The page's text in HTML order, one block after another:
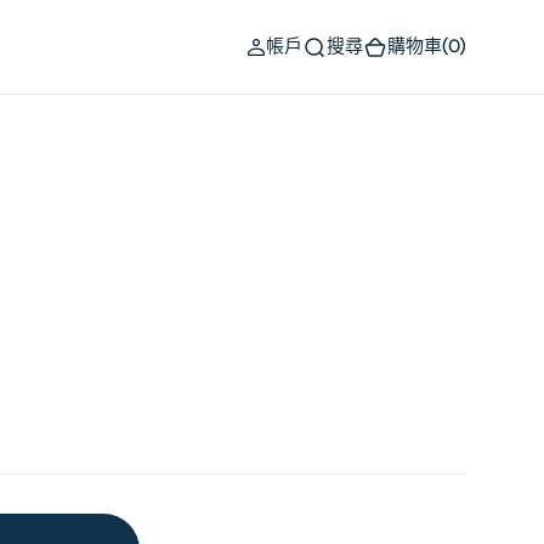
帳戶 搜尋 購物車(0)